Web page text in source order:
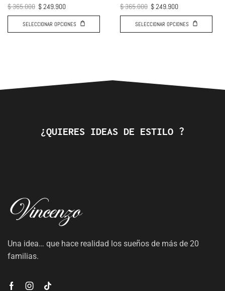
$365.000 $249.900
SELECCIONAR OPCIONES
$365.000 $249.900
SELECCIONAR OPCIONES
¿QUIERES IDEAS DE ESTILO ?
Una idea… que hace realidad los sueños de más de 20
familias.